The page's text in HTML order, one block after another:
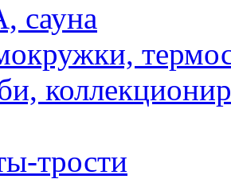
сауна
трости